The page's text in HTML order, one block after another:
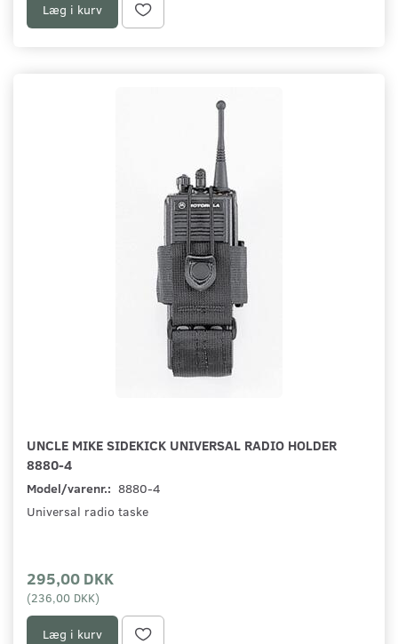
Læg i kurv
UNCLE MIKE SIDEKICK UNIVERSAL RADIO HOLDER
8880-4
Model/varenr.: 8880-4
Universal radio taske
295,00 DKK
(236,00 DKK)
Læg i kurv